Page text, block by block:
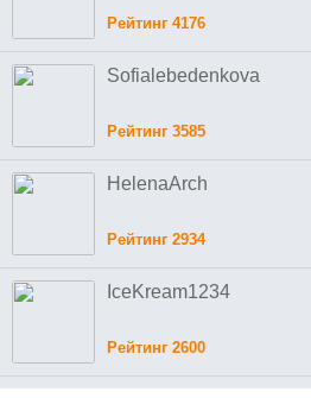
Рейтинг 4176
Sofialebedenkova
Рейтинг 3585
HelenaArch
Рейтинг 2934
IceKream1234
Рейтинг 2600